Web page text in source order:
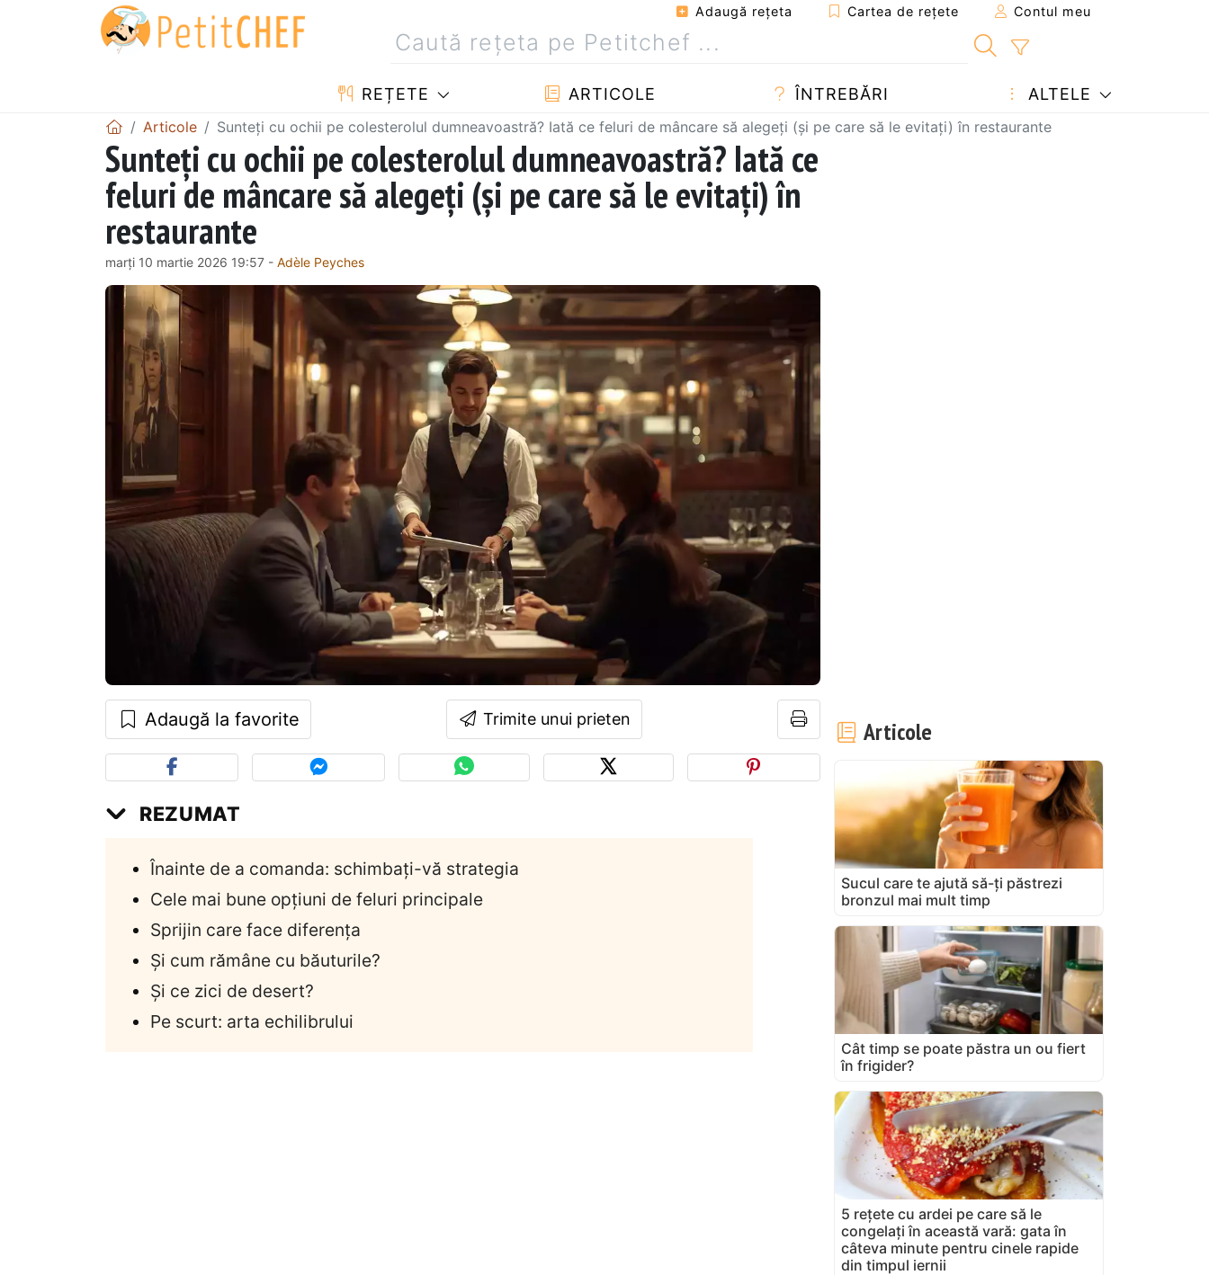
Adaugă reţeta Cartea de rețete Contul meu
REȚETE ARTICOLE ÎNTREBĂRI ALTELE
Articole Sunteți cu ochii pe colesterolul dumneavoastră? Iată ce feluri de mâncare să alegeți (și pe care să le evitați) în restaurante
Sunteți cu ochii pe colesterolul dumneavoastră? Iată ce
feluri de mâncare să alegeți (și pe care să le evitați) în
restaurante
marți 10 martie 2026 19:57 - Adèle Peyches
Adaugă la favorite Trimite unui prieten
REZUMAT
Înainte de a comanda: schimbați-vă strategia
Cele mai bune opțiuni de feluri principale
Sprijin care face diferența
Și cum rămâne cu băuturile?
Și ce zici de desert?
Pe scurt: arta echilibrului
Articole
Sucul care te ajută să-ți păstrezi
bronzul mai mult timp
Cât timp se poate păstra un ou fiert
în frigider?
5 rețete cu ardei pe care să le
congelați în această vară: gata în
câteva minute pentru cinele rapide
din timpul iernii